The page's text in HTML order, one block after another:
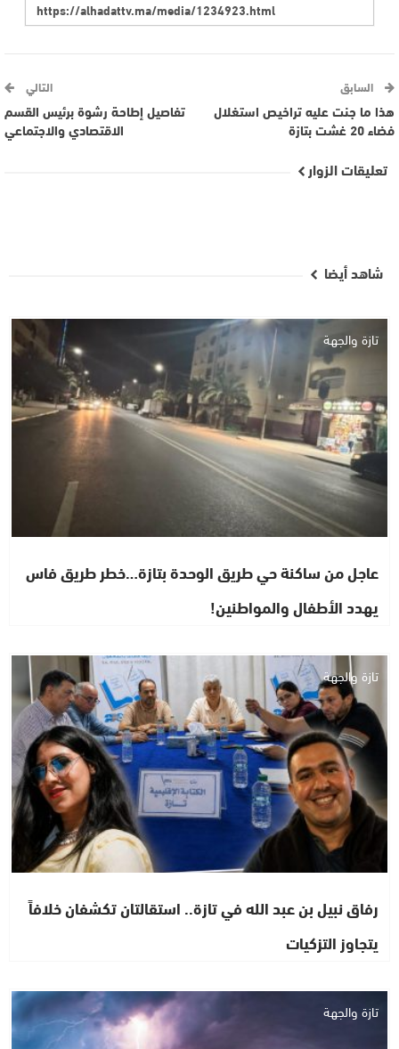
السابق
هذا ما جنت عليه تراخيص استغلال
فضاء 20 غشت بتازة
التالي
تفاصيل إطاحة رشوة برئيس القسم
الاقتصادي والاجتماعي
تعليقات الزوار
شاهد أيضا
تازة والجهة
عاجل من ساكنة حي طريق الوحدة بتازة…خطر طريق فاس
يهدد الأطفال والمواطنين!
تازة والجهة
رفاق نبيل بن عبد الله في تازة.. استقالتان تكشفان خلافاً
يتجاوز التزكيات
تازة والجهة